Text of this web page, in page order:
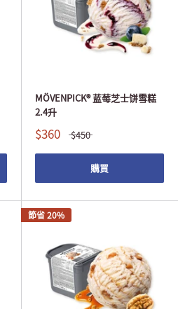
MÖVENPICK® 蓝莓芝士饼雪糕
2.4升
$360 $450
購買
節省 20%